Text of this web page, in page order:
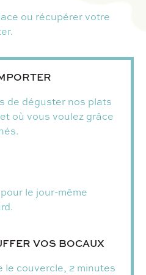
ou récupérer votre
de déguster nos plats
où vous voulez grâce
le jour-même
VOS BOCAUX
couvercle, 2 minutes